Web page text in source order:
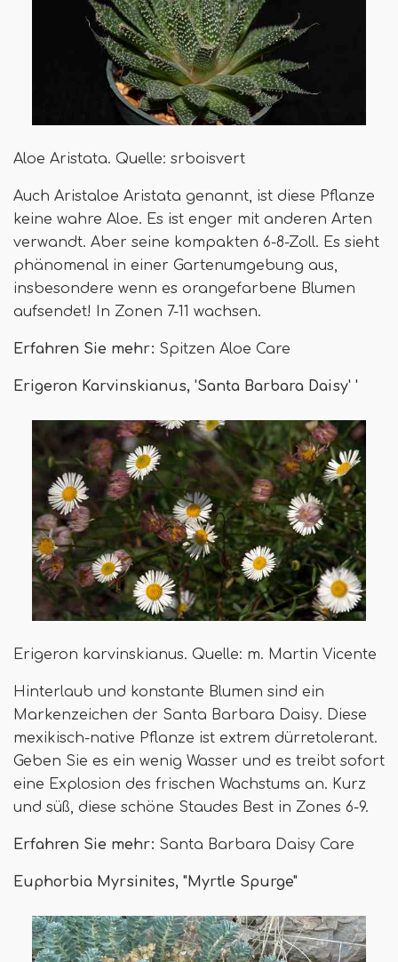
Aloe Aristata. Quelle: srboisvert
Auch Aristaloe Aristata genannt, ist diese Pflanze
keine wahre Aloe. Es ist enger mit anderen Arten
verwandt. Aber seine kompakten 6-8-Zoll. Es sieht
phänomenal in einer Gartenumgebung aus,
insbesondere wenn es orangefarbene Blumen
aufsendet! In Zonen 7-11 wachsen.
Erfahren Sie mehr: Spitzen Aloe Care
Erigeron Karvinskianus, 'Santa Barbara Daisy' '
Erigeron karvinskianus. Quelle: m. Martin Vicente
Hinterlaub und konstante Blumen sind ein
Markenzeichen der Santa Barbara Daisy. Diese
mexikisch-native Pflanze ist extrem dürretolerant.
Geben Sie es ein wenig Wasser und es treibt sofort
eine Explosion des frischen Wachstums an. Kurz
und süß, diese schöne Staudes Best in Zones 6-9.
Erfahren Sie mehr: Santa Barbara Daisy Care
Euphorbia Myrsinites, "Myrtle Spurge"